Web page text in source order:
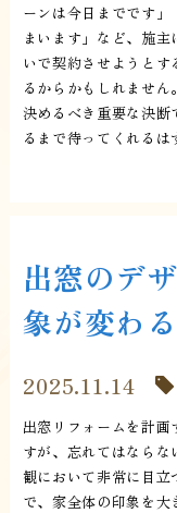
ーンは今日までです
まいます」など、施
いで契約させようと
るからかもしれませ
決めるべき重要な決
るまで待ってくれるは
出窓のデ
象が変わる
2025.11.14
出窓リフォームを計
すが、忘れてはなら
観において非常に目立
で、家全体の印象を大